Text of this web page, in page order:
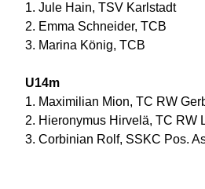
1. Jule Hain, TSV Karlstadt
2. Emma Schneider, TCB
3. Marina König, TCB
U14m
1. Maximilian Mion, TC RW
2. Hieronymus Hirvelä, TC RW
3. Corbinian Rolf, SSKC Pos.